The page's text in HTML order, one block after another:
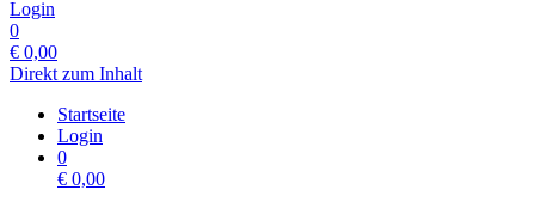
Login
0
€ 0,00
Direkt zum Inhalt
Startseite
Login
0
€ 0,00